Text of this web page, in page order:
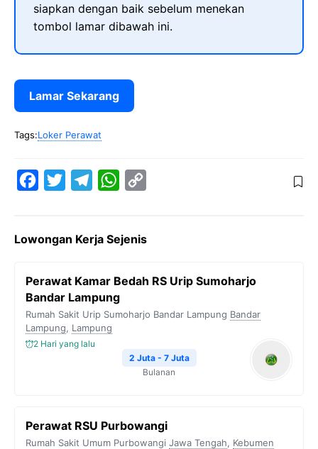
siapkan dengan baik sebelum menekan
tombol lamar dibawah ini.
Lamar Sekarang
Tags:Loker Perawat
e
o
k
t
e
e
r
a
m
W
t
A
y
i
Lowongan Kerja Sejenis
Perawat Kamar Bedah RS Urip Sumoharjo
Bandar Lampung
Rumah Sakit Urip Sumoharjo Bandar Lampung Bandar
Lampung, Lampung
2 Hari yang lalu
2 Juta - 7 Juta
Bulanan
Perawat RSU Purbowangi
Rumah Sakit Umum Purbowangi Jawa Tengah, Kebumen